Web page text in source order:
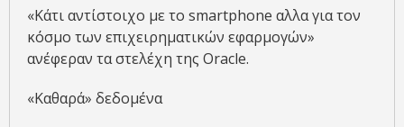
«Κάτι αντίστοιχο με το smartphone αλλα για τον
κόσμο των επιχειρηματικών εφαρμογών»
ανέφεραν τα στελέχη της Oracle.
«Καθαρά» δεδομένα